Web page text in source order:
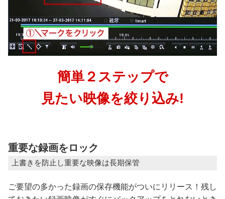
簡単２ステップで
見たい映像を絞り込み!
重要な録画をロック
上書きを防止し重要な映像は長期保管
ご要望の多かった録画の保存機能がついにリリース！残し